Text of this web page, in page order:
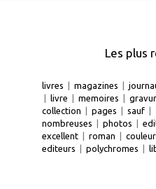
Les plus
livres | magazines |
| livre | memoires |
collection | pages | sauf |
nombreuses | photos |
excellent | roman |
editeurs | polychromes |